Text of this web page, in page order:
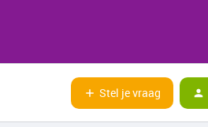
Stel je vraag